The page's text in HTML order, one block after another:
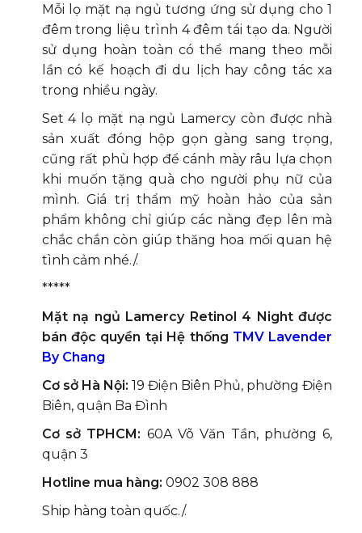
Mỗi lọ mặt nạ ngủ tương ứng sử dụng cho 1
đêm trong liệu trình 4 đêm tái tạo da. Người
sử dụng hoàn toàn có thể mang theo mỗi
lần có kế hoạch đi du lịch hay công tác xa
trong nhiều ngày.
Set 4 lọ mặt nạ ngủ Lamercy còn được nhà
sản xuất đóng hộp gọn gàng sang trọng,
cũng rất phù hợp để cánh mày râu lựa chọn
khi muốn tặng quà cho người phụ nữ của
mình. Giá trị thẩm mỹ hoàn hảo của sản
phẩm không chỉ giúp các nàng đẹp lên mà
chắc chắn còn giúp thăng hoa mối quan hệ
tình cảm nhé./.
*****
Mặt nạ ngủ Lamercy Retinol 4 Night được
bán độc quyền tại Hệ thống TMV Lavender
By Chang
Cơ sở Hà Nội: 19 Điện Biên Phủ, phường Điện
Biên, quận Ba Đình
Cơ sở TPHCM: 60A Võ Văn Tần, phường 6,
quận 3
Hotline mua hàng: 0902 308 888
Ship hàng toàn quốc./.